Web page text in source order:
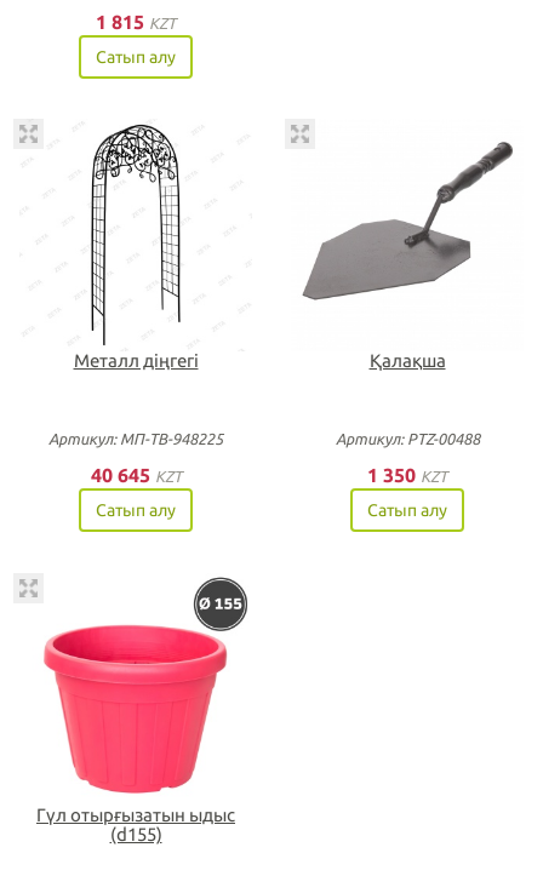
1 815 KZT
Сатып алу
Металл діңгегі
Артикул: МП-ТВ-948225
40 645 KZT
Сатып алу
Қалақша
Артикул: PTZ-00488
1 350 KZT
Сатып алу
Гүл отырғызатын ыдыс
(d155)